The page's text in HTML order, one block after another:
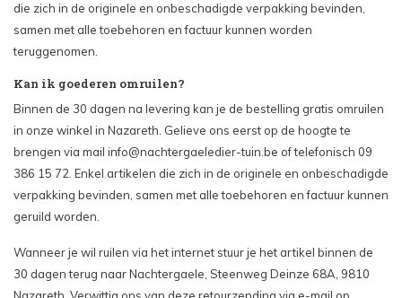
die zich in de originele en onbeschadigde verpakking bevinden,
samen met alle toebehoren en factuur kunnen worden
teruggenomen.
Kan ik goederen omruilen?
Binnen de 30 dagen na levering kan je de bestelling gratis omruilen
in onze winkel in Nazareth. Gelieve ons eerst op de hoogte te
brengen via mail info@nachtergaeledier-tuin.be of telefonisch 09
386 15 72. Enkel artikelen die zich in de originele en onbeschadigde
verpakking bevinden, samen met alle toebehoren en factuur kunnen
geruild worden.
Wanneer je wil ruilen via het internet stuur je het artikel binnen de
30 dagen terug naar Nachtergaele, Steenweg Deinze 68A, 9810